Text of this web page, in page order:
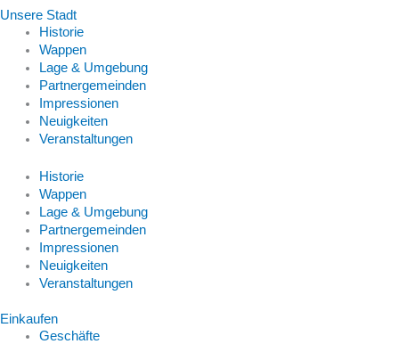
Unsere Stadt
Historie
Wappen
Lage & Umgebung
Partnergemeinden
Impressionen
Neuigkeiten
Veranstaltungen
Historie
Wappen
Lage & Umgebung
Partnergemeinden
Impressionen
Neuigkeiten
Veranstaltungen
Einkaufen
Geschäfte